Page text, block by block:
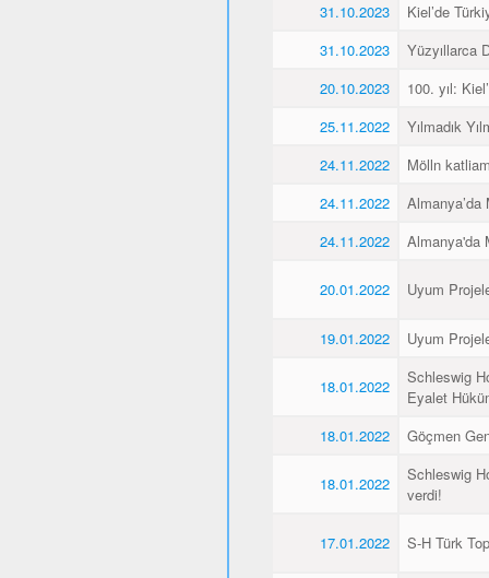
31.10.2023
Kiel’de
31.10.2023
Yüzyıllarca
20.10.2023
100. yıl:
25.11.2022
Yılmadık
24.11.2022
Mölln
24.11.2022
Almanya’da
24.11.2022
Almanya'da
20.01.2022 Uyum
19.01.2022 Uyum
18.01.2022
Schleswig
Eyalet
18.01.2022
Göçmen
18.01.2022
Schleswig
verdi!
17.01.2022 S-H Türk